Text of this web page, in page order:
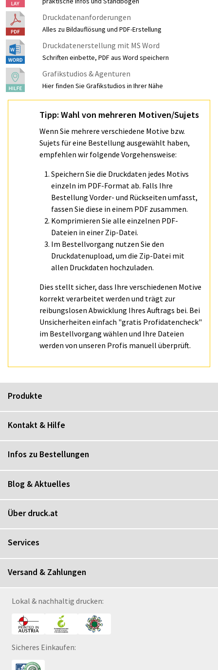
Druckdatenanforderungen
Alles zu Bildauflösung und PDF-Erstellung
Druckdatenerstellung mit MS Word
Schriften einbette, PDF aus Word speichern
Grafikstudios & Agenturen
Hier finden Sie Grafikstudios in Ihrer Nähe
Tipp: Wahl von mehreren Motiven/Sujets
Wenn Sie mehrere verschiedene Motive bzw.
Sujets für eine Bestellung ausgewählt haben,
empfehlen wir folgende Vorgehensweise:
Speichern Sie die Druckdaten jedes Motivs
einzeln im PDF-Format ab. Falls Ihre
Bestellung Vorder- und Rückseiten umfasst,
fassen Sie diese in einem PDF zusammen.
Komprimieren Sie alle einzelnen PDF-
Dateien in einer Zip-Datei.
Im Bestellvorgang nutzen Sie den
Druckdatenupload, um die Zip-Datei mit
allen Druckdaten hochzuladen.
Dies stellt sicher, dass Ihre verschiedenen Motive
korrekt verarbeitet werden und trägt zur
reibungslosen Abwicklung Ihres Auftrags bei. Bei
Unsicherheiten einfach "gratis Profidatencheck"
im Bestellvorgang wählen und Ihre Dateien
werden von unseren Profis manuell überprüft.
Produkte
Kontakt & Hilfe
Infos zu Bestellungen
Blog & Aktuelles
Über druck.at
Services
Versand & Zahlungen
Lokal & nachhaltig drucken:
Sicheres Einkaufen: